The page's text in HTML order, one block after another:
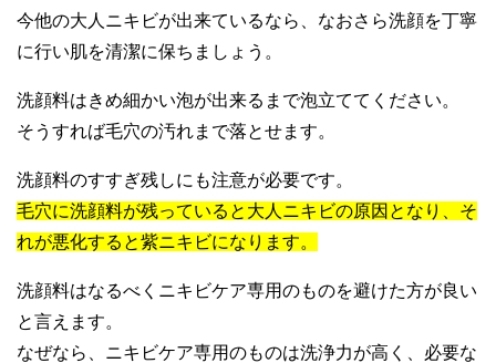
今他の大人ニキビが出来ているなら、なおさら洗顔を丁寧
に行い肌を清潔に保ちましょう。
洗顔料はきめ細かい泡が出来るまで泡立ててください。
そうすれば毛穴の汚れまで落とせます。
洗顔料のすすぎ残しにも注意が必要です。
毛穴に洗顔料が残っていると大人ニキビの原因となり、そ
れが悪化すると紫ニキビになります。
洗顔料はなるべくニキビケア専用のものを避けた方が良い
と言えます。
なぜなら、ニキビケア専用のものは洗浄力が高く、必要な